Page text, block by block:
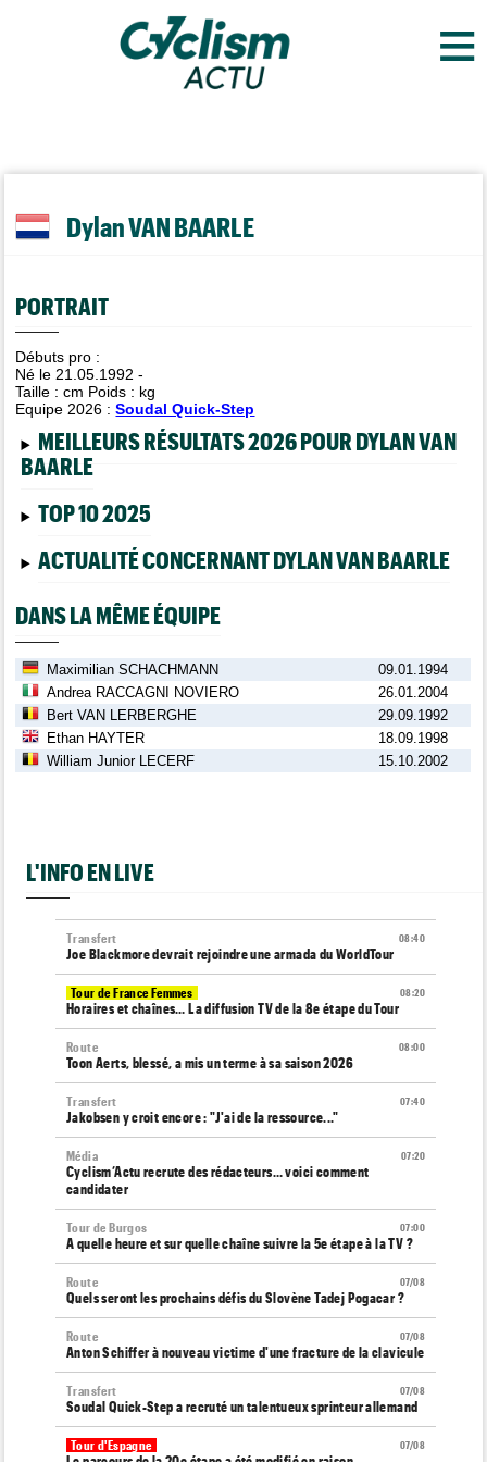
≡
Dylan VAN BAARLE
PORTRAIT
Débuts pro :
Né le 21.05.1992 -
Taille :cm Poids : kg
Equipe 2026 :Soudal Quick-Step
MEILLEURS RÉSULTATS 2026 POUR DYLAN VAN
BAARLE
TOP 10 2025
ACTUALITÉ CONCERNANT DYLAN VAN BAARLE
DANS LA MÊME ÉQUIPE
Maximilian SCHACHMANN
09.01.1994
Andrea RACCAGNI NOVIERO
26.01.2004
Bert VAN LERBERGHE
29.09.1992
Ethan HAYTER
18.09.1998
William Junior LECERF
15.10.2002
L'INFO EN LIVE
08:40
Transfert
Joe Blackmore devrait rejoindre une armada du WorldTour
08:20
Tour de France Femmes
Horaires et chaînes… La diffusion TV de la 8e étape du Tour
08:00
Route
Toon Aerts, blessé, a mis un terme à sa saison 2026
07:40
Transfert
Jakobsen y croit encore : "J'ai de la ressource..."
07:20
Média
Cyclism’Actu recrute des rédacteurs… voici comment
candidater
07:00
Tour de Burgos
A quelle heure et sur quelle chaîne suivre la 5e étape à la TV ?
07/08
Route
Quels seront les prochains défis du Slovène Tadej Pogacar ?
07/08
Route
Anton Schiffer à nouveau victime d'une fracture de la clavicule
07/08
Transfert
Soudal Quick-Step a recruté un talentueux sprinteur allemand
07/08
Tour d'Espagne